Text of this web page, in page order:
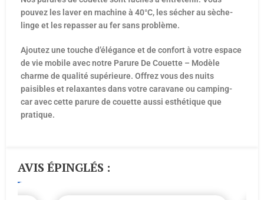
pouvez les laver en machine à 40°C, les sécher au sèche-
linge et les repasser au fer sans problème.
Ajoutez une touche d’élégance et de confort à votre espace
de vie mobile avec notre Parure De Couette – Modèle
charme de qualité supérieure. Offrez vous des nuits
paisibles et relaxantes dans votre caravane ou camping-
car avec cette parure de couette aussi esthétique que
pratique.
AVIS ÉPINGLÉS :